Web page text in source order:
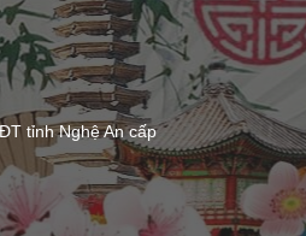
tỉnh Nghệ An cấp